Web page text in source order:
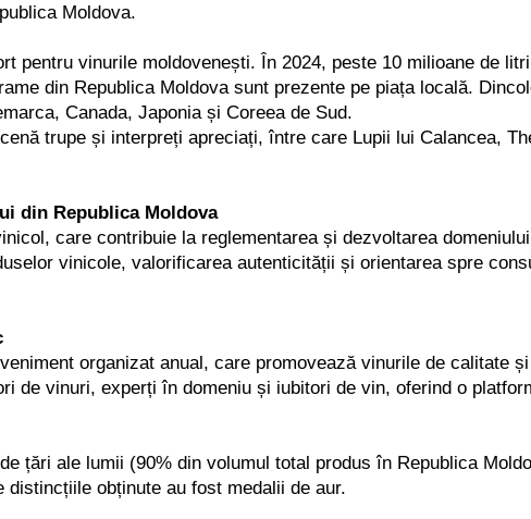
Moldova.
pentru vinurile moldovenești. În 2024, peste 10 milioane de
din Republica Moldova sunt prezente pe piața locală.
Canada, Japonia și Coreea de Sud.
trupe și interpreți apreciați, între care Lupii lui Calancea,
din Republica Moldova
care contribuie la reglementarea și dezvoltarea
vinicole, valorificarea autenticității și orientarea spre
organizat anual, care promovează vinurile de calitate
de vinuri, experți în domeniu și iubitori de vin, oferind o
țări ale lumii (90% din volumul total produs în Republica
obținute au fost medalii de aur.